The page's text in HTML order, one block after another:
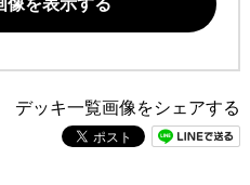
像を表示する
デッキ一覧画像をシェアする